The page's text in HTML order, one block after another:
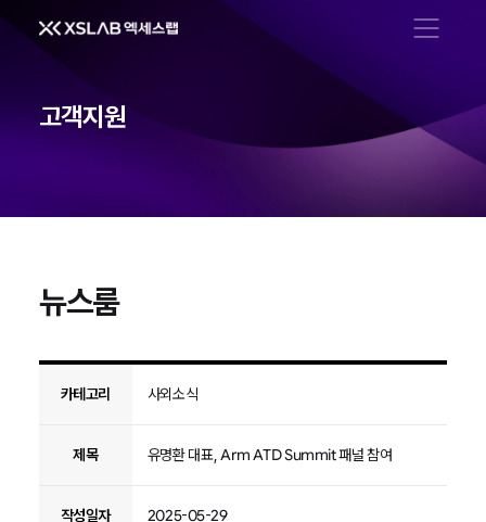
메뉴 열기
고객지원
뉴스룸
카테고리 사외소식
제목 유명환 대표, Arm ATD Summit 패널 참여
작성일자 2025-05-29